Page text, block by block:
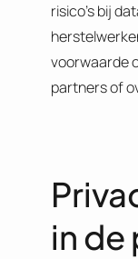
risico’s bij
voorwaarde
partners of
in de